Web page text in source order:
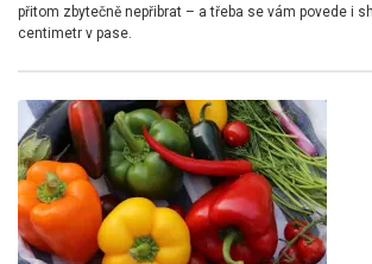
přitom zbytečně nepřibrat – a třeba se vám povede i
centimetr v pase.